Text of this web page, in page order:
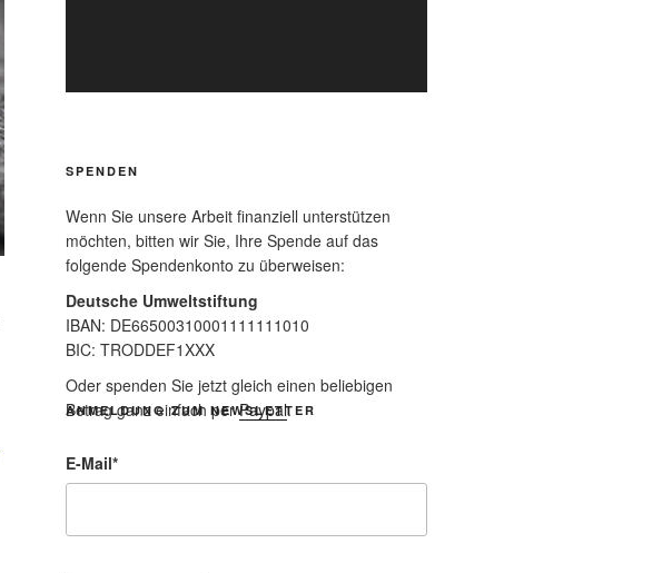
SPENDEN
Wenn Sie unsere Arbeit finanziell unterstützen
möchten, bitten wir Sie, Ihre Spende auf das
folgende Spendenkonto zu überweisen:
Deutsche Umweltstiftung
IBAN: DE66500310001111111010
BIC: TRODDEF1XXX
Oder spenden Sie jetzt gleich einen beliebigen
Betrag ganz einfach perPaypal.
ANMELDUNG ZUM NEWSLETTER
E-Mail*